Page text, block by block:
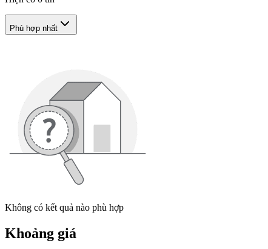
Phù hợp nhất
Không có kết quả nào phù hợp
Khoảng giá